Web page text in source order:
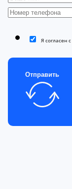
Я согласен с
Отправить